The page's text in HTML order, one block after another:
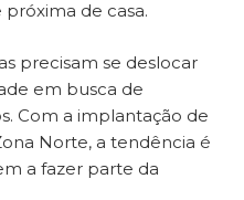
de casa.
precisam se deslocar
em busca de
Com a implantação de
Norte, a tendência é
a fazer parte da